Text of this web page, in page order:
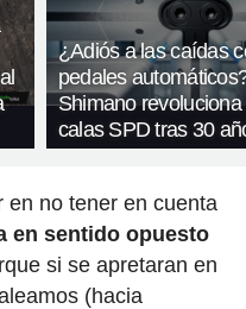
¿Adiós a las caídas
pedales
Shimano revoluciona
calas SPD tras 30
en no tener en cuenta
en sentido opuesto
si se apretaran en
(hacia